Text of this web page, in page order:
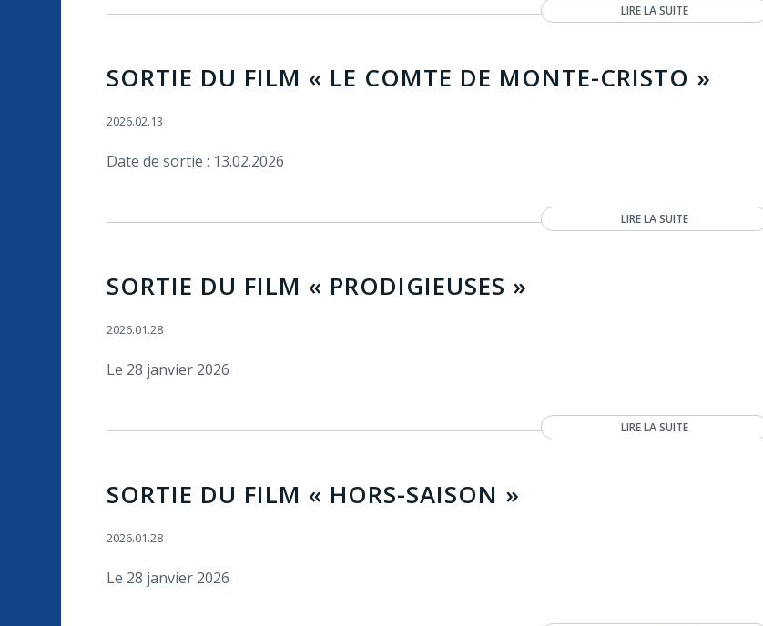
LIRE LA SUITE
SORTIE DU FILM « LE COMTE DE MONTE-CRISTO »
2026.02.13
Date de sortie : 13.02.2026
LIRE LA SUITE
SORTIE DU FILM « PRODIGIEUSES »
2026.01.28
Le 28 janvier 2026
LIRE LA SUITE
SORTIE DU FILM « HORS-SAISON »
2026.01.28
Le 28 janvier 2026